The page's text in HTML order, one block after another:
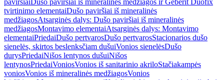
paviršiaiDušo paviršiai iš mineralinės medžiagos ir Geberit Duofix
tvirtinimo elementaiDušo paviršiai iš mineralinės
medžiagosAtsarginės dalys: Dušo paviršiai iš mineralinės
medžiagosMontavimo elementaiAtsarginės dalys: Montavimo
elementaiPriedaiDušo pertvarosDušo pertvarosStacionarios dušo
sienelės, skirtos beslenksčiam dušuiVonios sienelėsDušo
durysPriedaiNišos lentynos dušuiNišos
lentynosPriedaiVoniosVonios iš sanitarinio akriloStačiakampės
voniosVonios iš mineralinės medžiagosVonios